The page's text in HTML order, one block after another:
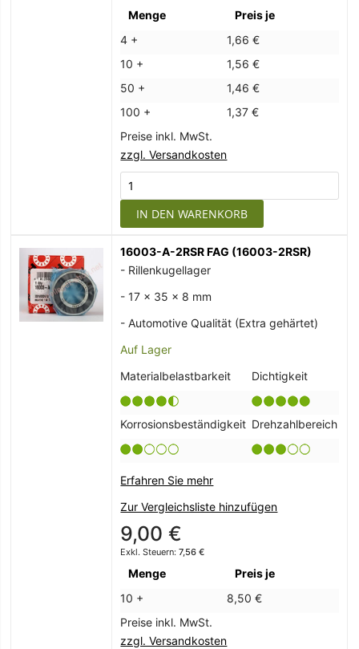
Menge
Preis je
4 +
1,66 €
10 +
1,56 €
50 +
1,46 €
100 +
1,37 €
Preise inkl. MwSt.
zzgl. Versandkosten
IN DEN WARENKORB
16003-A-2RSR FAG (16003-2RSR)
- Rillenkugellager
- 17 x 35 x 8 mm
- Automotive Qualität (Extra gehärtet)
Auf Lager
Materialbelastbarkeit
Dichtigkeit
Korrosionsbeständigkeit Drehzahlbereich
Erfahren Sie mehr
Zur Vergleichsliste hinzufügen
9,00 €
7,56 €
Menge
Preis je
10 +
8,50 €
Preise inkl. MwSt.
zzgl. Versandkosten